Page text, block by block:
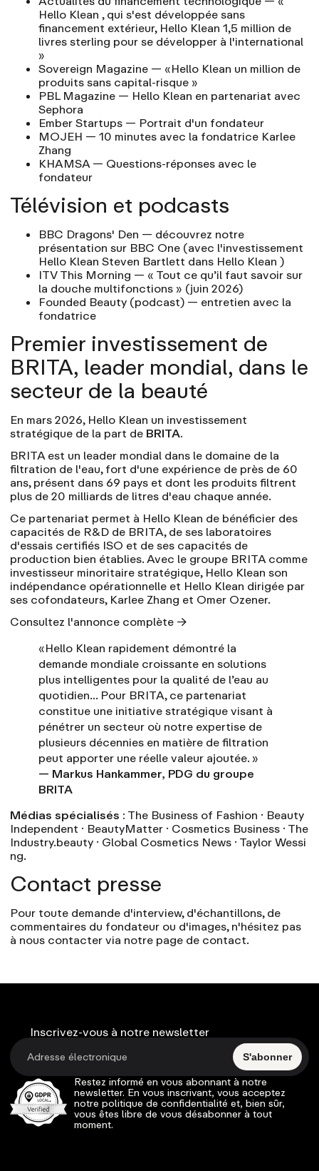
Hello Klean , qui s'est développée sans
financement extérieur, Hello Klean 1,5 million de
livres sterling pour se développer à l'international
»
Sovereign Magazine — «Hello Klean un million de
produits sans capital-risque »
PBL Magazine — Hello Klean en partenariat avec
Sephora
Ember Startups — Portrait d'un fondateur
MOJEH — 10 minutes avec la fondatrice Karlee
Zhang
KHAMSA— Questions-réponses avec le
fondateur
Télévision et podcasts
BBC Dragons' Den — découvrez notre
présentation sur BBC One (avec l'investissement
Hello Klean Steven Bartlett dans Hello Klean )
ITV This Morning — « Tout ce qu’il faut savoir sur
la douche multifonctions » (juin 2026)
Founded Beauty (podcast) — entretien avec la
fondatrice
Premier investissement de
BRITA, leader mondial, dans le
secteur de la beauté
En mars 2026, Hello Klean un investissement
stratégique de la part de BRITA.
BRITA est un leader mondial dans le domaine de la
filtration de l'eau, fort d'une expérience de près de 60
ans, présent dans 69 pays et dont les produits filtrent
plus de 20 milliards de litres d'eau chaque année.
Ce partenariat permet à Hello Klean de bénéficier des
capacités de R&D de BRITA, de ses laboratoires
d'essais certifiés ISO et de ses capacités de
production bien établies. Avec le groupe BRITA comme
investisseur minoritaire stratégique, Hello Klean son
indépendance opérationnelle et Hello Klean dirigée par
ses cofondateurs, Karlee Zhang et Omer Ozener.
Consultez l'annonce complète →
«Hello Klean rapidement démontré la
demande mondiale croissante en solutions
plus intelligentes pour la qualité de l’eau au
quotidien… Pour BRITA, ce partenariat
constitue une initiative stratégique visant à
pénétrer un secteur où notre expertise de
plusieurs décennies en matière de filtration
peut apporter une réelle valeur ajoutée. »
— Markus Hankammer, PDG du groupe
BRITA
Médias spécialisés : The Business of Fashion · Beauty
Independent · BeautyMatter · Cosmetics Business · The
Industry.beauty · Global Cosmetics News · Taylor Wessi
ng.
Contact presse
Pour toute demande d'interview, d'échantillons, de
commentaires du fondateur ou d'images, n'hésitez pas
à nous contacter via notre page de contact.
Inscrivez-vous à notre newsletter
S'abonner
Restez informé en vous abonnant à notre
newsletter. En vous inscrivant, vous acceptez
notre politique de confidentialité et, bien sûr,
vous êtes libre de vous désabonner à tout
moment.